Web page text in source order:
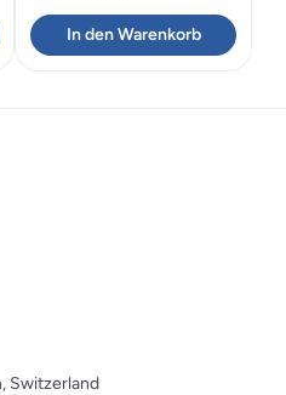
Preis
war:
Preis
ist:
In den Warenkorb
Switzerland